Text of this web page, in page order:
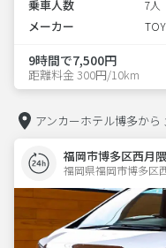
乗車人数 7人
メーカー
9時間で7,500円
距離料金 300円/10km
アンカーホテル博多から
福岡市博多区西月
福岡県福岡市博多区